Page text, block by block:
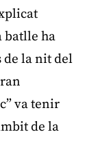
batlle ha
de la nit del
va tenir
de la